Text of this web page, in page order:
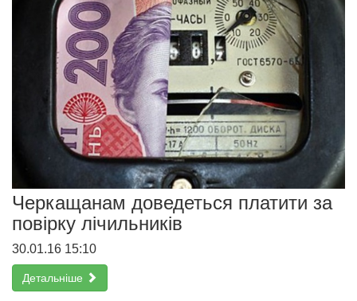
Черкащанам доведеться платити за
повірку лічильників
30.01.16 15:10
Детальніше